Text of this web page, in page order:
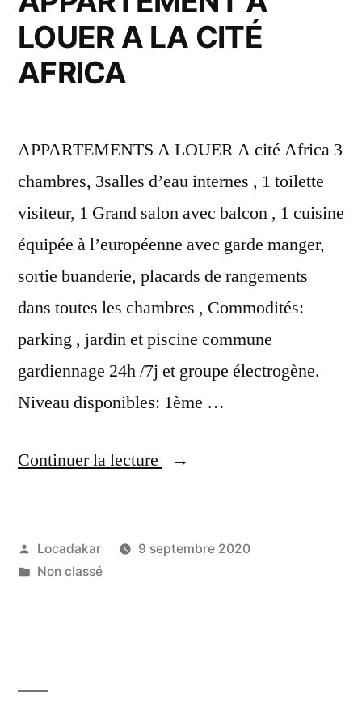
LOUER A LA CITÉ
AFRICA
APPARTEMENTS A LOUER A cité Africa 3
chambres, 3salles d’eau internes , 1 toilette
visiteur, 1 Grand salon avec balcon , 1 cuisine
équipée à l’européenne avec garde manger,
sortie buanderie, placards de rangements
dans toutes les chambres , Commodités:
parking , jardin et piscine commune
gardiennage 24h /7j et groupe électrogène.
Niveau disponibles: 1ème …
Continuer la lecture
« APPARTEMENT
A
Publié
par
Locadakar
9 septembre 2020
Publié
Non classé